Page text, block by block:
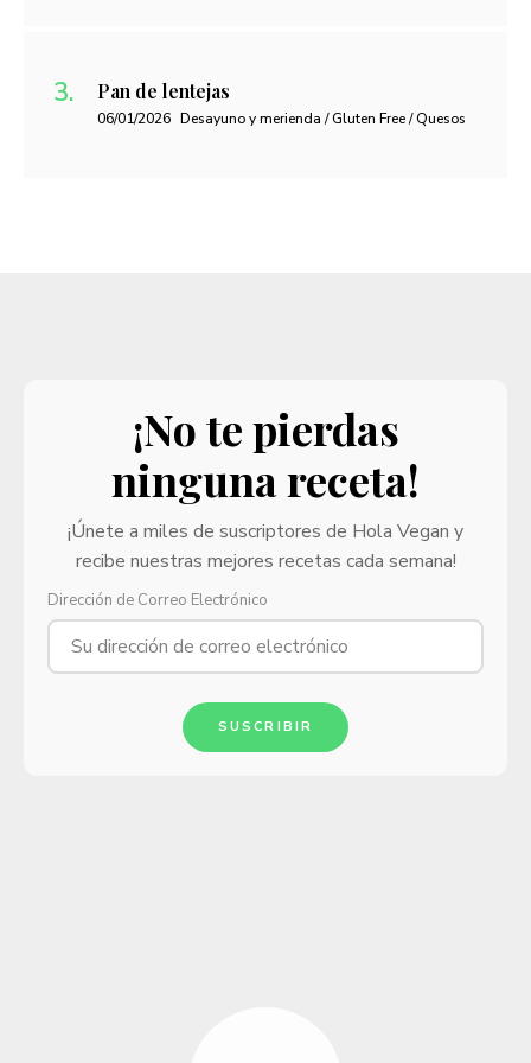
Pan de lentejas
06/01/2026 Desayuno y merienda / Gluten Free / Quesos
¡No te pierdas
ninguna receta!
¡Únete a miles de suscriptores de Hola Vegan y
recibe nuestras mejores recetas cada semana!
Dirección de Correo Electrónico
SUSCRIBIR